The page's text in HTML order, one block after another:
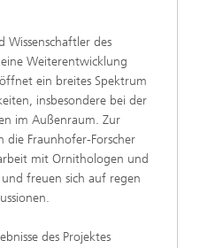
Wissenschaftler des
Weiterentwicklung
ein breites Spektrum
insbesondere bei der
im Außenraum. Zur
die Fraunhofer-Forscher
mit Ornithologen und
freuen sich auf regen
des Projektes